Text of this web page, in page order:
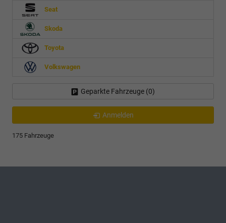
Seat
Skoda
Toyota
Volkswagen
Geparkte Fahrzeuge (0)
Anmelden
175 Fahrzeuge